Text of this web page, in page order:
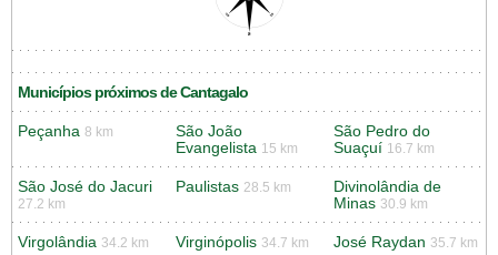
Municípios próximos de Cantagalo
Peçanha 8 km
São João
Evangelista 15 km
São Pedro do
Suaçuí 16.7 km
São José do Jacuri
27.2 km
Paulistas 28.5 km
Divinolândia de
Minas 30.9 km
Virgolândia 34.2 km Virginópolis 34.7 km José Raydan 35.7 km